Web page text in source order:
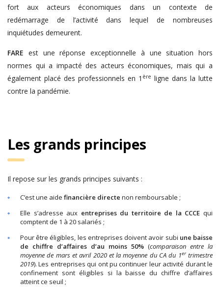
fort aux acteurs économiques dans un contexte de
redémarrage de l’activité dans lequel de nombreuses
inquiétudes demeurent.
FARE est une réponse exceptionnelle à une situation hors
normes qui a impacté des acteurs économiques, mais qui a
également placé des professionnels en 1 ère ligne dans la lutte
contre la pandémie.
Les grands principes
Il repose sur les grands principes suivants :
C’est une aide financière directe non remboursable ;
Elle s’adresse aux entreprises du territoire de la CCCE qui
comptent de 1 à 20 salariés ;
Pour être éligibles, les entreprises doivent avoir subi une baisse
de chiffre d’affaires d’au moins 50% (comparaison entre la
moyenne de mars et avril 2020 et la moyenne du CA du 1ertrimestre
2019). Les entreprises qui ont pu continuer leur activité durant le
confinement sont éligibles si la baisse du chiffre d’affaires
atteint ce seuil ;